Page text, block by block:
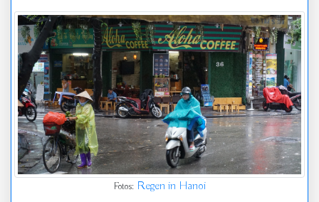
Fotos: Regen in Hanoi